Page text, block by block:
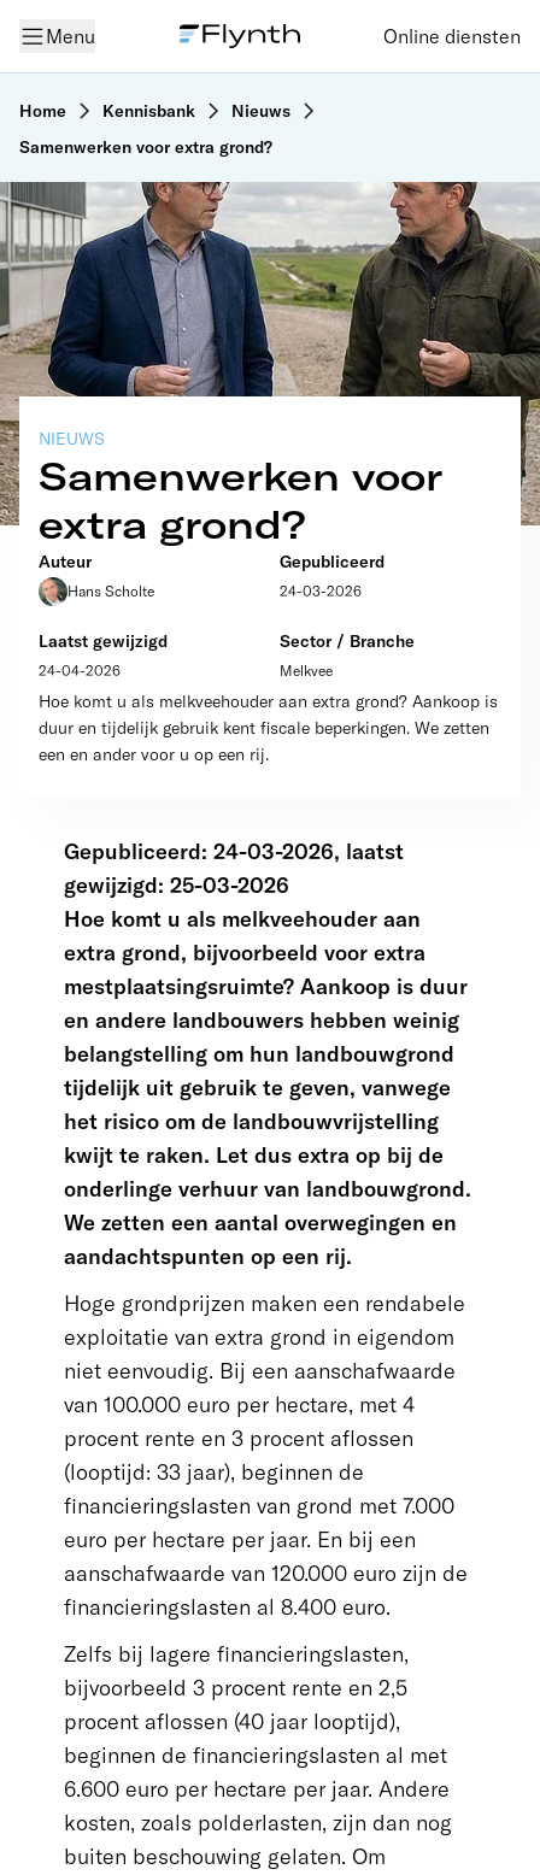
Menu Online diensten
Home Kennisbank
Nieuws
Samenwerken voor extra grond?
Samenwerken voor
extra grond?
NIEUWS
Auteur
Hans Scholte
Gepubliceerd
24-03-2026
Laatst gewijzigd
24-04-2026
Sector / Branche
Melkvee
Hoe komt u als melkveehouder aan extra grond? Aankoop is
duur en tijdelijk gebruik kent fiscale beperkingen. We zetten
een en ander voor u op een rij.
Gepubliceerd: 24-03-2026, laatst
gewijzigd: 25-03-2026
Hoe komt u als melkveehouder aan
extra grond, bijvoorbeeld voor extra
mestplaatsingsruimte? Aankoop is duur
en andere landbouwers hebben weinig
belangstelling om hun landbouwgrond
tijdelijk uit gebruik te geven, vanwege
het risico om de landbouwvrijstelling
kwijt te raken. Let dus extra op bij de
onderlinge verhuur van landbouwgrond.
We zetten een aantal overwegingen en
aandachtspunten op een rij.
Hoge grondprijzen maken een rendabele
exploitatie van extra grond in eigendom
niet eenvoudig. Bij een aanschafwaarde
van 100.000 euro per hectare, met 4
procent rente en 3 procent aflossen
(looptijd: 33 jaar), beginnen de
financieringslasten van grond met 7.000
euro per hectare per jaar. En bij een
aanschafwaarde van 120.000 euro zijn de
financieringslasten al 8.400 euro.
Zelfs bij lagere financieringslasten,
bijvoorbeeld 3 procent rente en 2,5
procent aflossen (40 jaar looptijd),
beginnen de financieringslasten al met
6.600 euro per hectare per jaar. Andere
kosten, zoals polderlasten, zijn dan nog
buiten beschouwing gelaten. Om